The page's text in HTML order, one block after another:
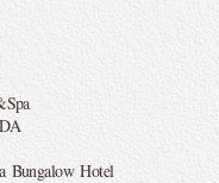
Bungalow Hotel